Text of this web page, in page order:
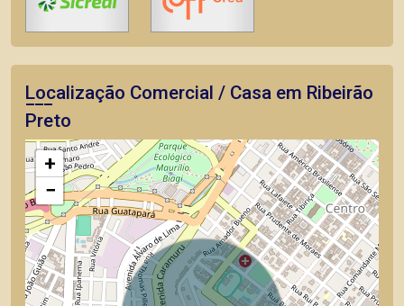
Localização Comercial / Casa em Ribeirão
Preto
+
−